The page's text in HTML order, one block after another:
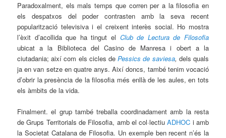
Paradoxalment, els mals temps que corren per a la filosofia en
els despatxos del poder contrasten amb la seva recent
popularització televisiva i el creixent interès social. Ho mostra
l’èxit d’acollida que ha tingut el Club de Lectura de Filosofia
ubicat a la Biblioteca del Casino de Manresa i obert a la
ciutadania; així com els cicles dePessics de saviesa, dels quals
ja en van setze en quatre anys. Així doncs, també tenim vocació
d’obrir la presència de la filosofia més enllà de les aules, en tots
els àmbits de la vida.
Finalment. el grup també treballa coordinadament amb la resta
de Grups Territorials de Filosofia, amb el col·lectiuADHOC i amb
la Societat Catalana de Filosofia. Un exemple ben recent n’és la